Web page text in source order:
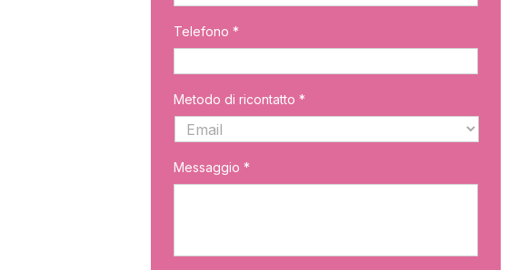
slash
AAAA
Telefono *
Metodo di ricontatto *
Messaggio *